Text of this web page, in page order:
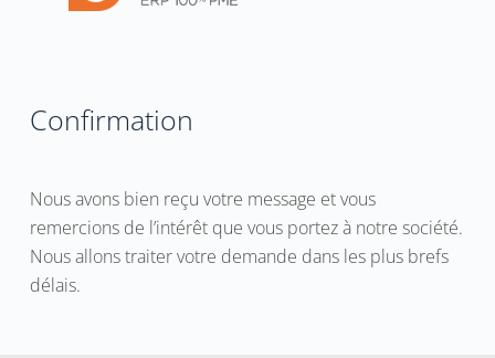
Confirmation
Nous avons bien reçu votre message et vous
remercions de l’intérêt que vous portez à notre société.
Nous allons traiter votre demande dans les plus brefs
délais.